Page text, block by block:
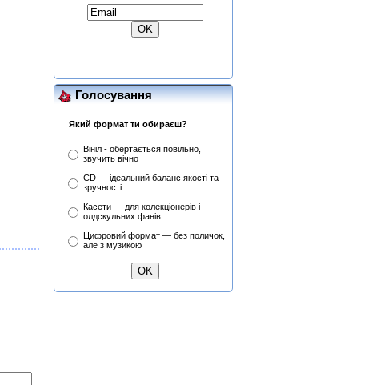
Голосування
Який формат ти обираєш?
Вініл - обертається повільно,
звучить вічно
CD — ідеальний баланс якості та
зручності
Касети — для колекціонерів і
олдскульних фанів
Цифровий формат — без поличок,
але з музикою